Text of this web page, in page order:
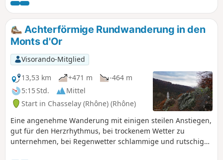
können den perfekt restaurierten Kalkofen
von Poleymieux besichtigen, der von
zahlreichen Tafeln umgeben ist, die seine
Funktionsweise beschreiben. Auf dem
Rückweg können Sie je nach Jahreszeit
verschiedene Orchideen und Trollblumen
sehen.
Achterförmige Rundwanderung in den
Monts d'Or
Visorando-Mitglied
13,53 km
+471 m
-464 m
5:15 Std.
Mittel
Start in Chasselay (Rhône) (Rhône)
Eine angenehme Wanderung mit einigen steilen Anstiegen,
gut für den Herzrhythmus, bei trockenem Wetter zu
unternehmen, bei Regenwetter schlammige und rutschige